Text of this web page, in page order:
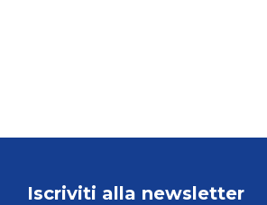
Iscriviti alla newsletter